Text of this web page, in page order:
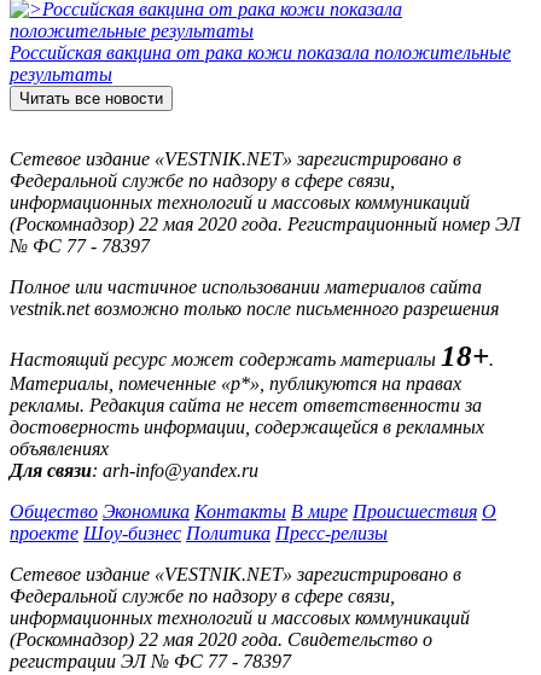
Российская вакцина от рака кожи показала положительные
результаты
Читать все новости
Сетевое издание «VESTNIK.NET» зарегистрировано в
Федеральной службе по надзору в сфере связи,
информационных технологий и массовых коммуникаций
(Роскомнадзор) 22 мая 2020 года. Регистрационный номер ЭЛ
№ ФС 77 - 78397
Полное или частичное использовании материалов сайта
vestnik.net возможно только после письменного разрешения
Настоящий ресурс может содержать материалы 18+.
Материалы, помеченные «р*», публикуются на правах
рекламы. Редакция сайта не несет ответственности за
достоверность информации, содержащейся в рекламных
объявлениях
Для связи: arh-info@yandex.ru
Общество Экономика Контакты В мире Происшествия О
проекте Шоу-бизнес Политика Пресс-релизы
Сетевое издание «VESTNIK.NET» зарегистрировано в
Федеральной службе по надзору в сфере связи,
информационных технологий и массовых коммуникаций
(Роскомнадзор) 22 мая 2020 года. Свидетельство о
регистрации ЭЛ № ФС 77 - 78397